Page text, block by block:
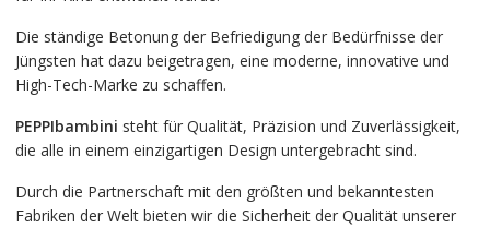
Die ständige Betonung der Befriedigung der Bedürfnisse der
Jüngsten hat dazu beigetragen, eine moderne, innovative und
High-Tech-Marke zu schaffen.
PEPPIbambini steht für Qualität, Präzision und Zuverlässigkeit,
die alle in einem einzigartigen Design untergebracht sind.
Durch die Partnerschaft mit den größten und bekanntesten
Fabriken der Welt bieten wir die Sicherheit der Qualität unserer